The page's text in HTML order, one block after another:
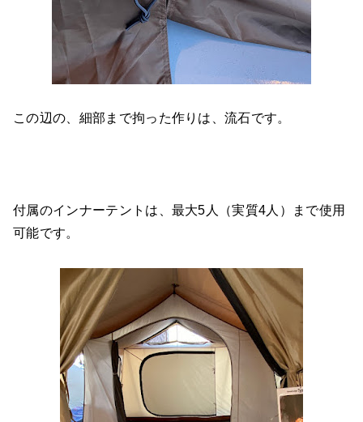
この辺の、細部まで拘った作りは、流石です。
付属のインナーテントは、最大5人（実質4人）まで使用
可能です。